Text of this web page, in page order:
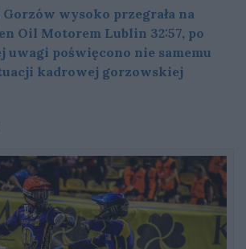
Gorzów wysoko przegrała na
Oil Motorem Lublin 32:57, po
uwagi poświęcono nie samemu
kadrowej gorzowskiej